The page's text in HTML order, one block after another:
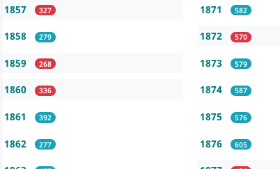
1857 327
1858 279
1859 268
1860 336
1861 392
1862 277
1871 582
1872 570
1873 579
1874 587
1875 576
1876 605